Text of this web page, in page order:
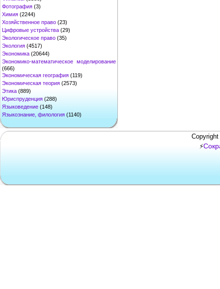
Фотография (3)
Химия (2244)
Хозяйственное право (23)
Цифровые устройства (29)
Экологическое право (35)
Экология (4517)
Экономика (20644)
Экономико-математическое моделирование
(666)
Экономическая география (119)
Экономическая теория (2573)
Этика (889)
Юриспруденция (288)
Языковедение (148)
Языкознание, филология (1140)
⚡